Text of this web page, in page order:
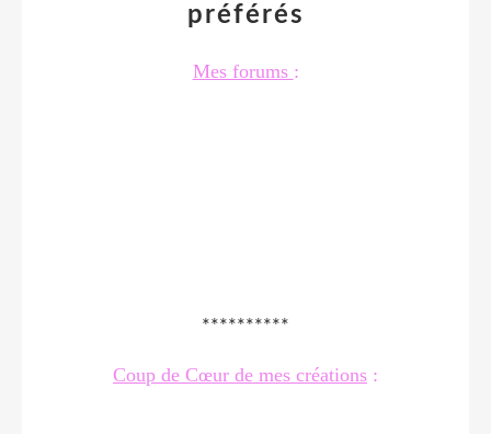
préférés
Mes forums :
**********
Coup de Cœur de mes créations :